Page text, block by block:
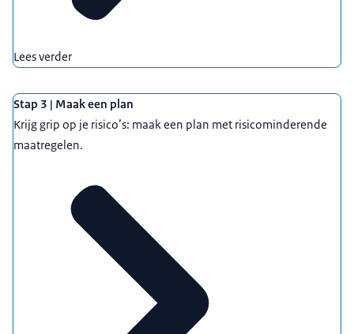
Lees verder
Stap 3 | Maak een plan
Krijg grip op je risico’s: maak een plan met risicominderende
maatregelen.